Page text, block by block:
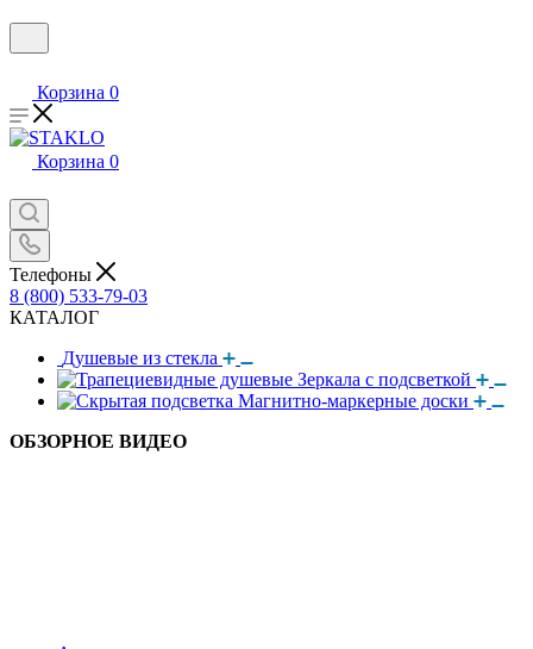
Корзина 0
Корзина 0
Телефоны
8 (800) 533-79-03
КАТАЛОГ
Душевые из стекла
Зеркала с подсветкой
Магнитно-маркерные доски
ОБЗОРНОЕ ВИДЕО